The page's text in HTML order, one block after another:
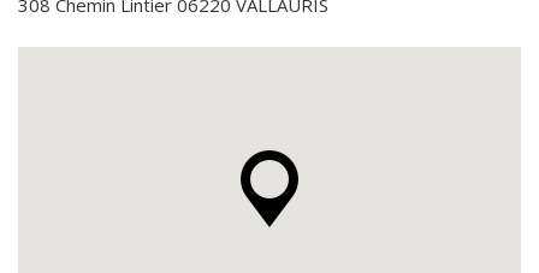
308 Chemin Lintier 06220 VALLAURIS